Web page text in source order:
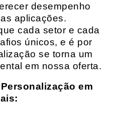
desempenho
aplicações.
cada setor e cada
únicos, e é por
se torna um
em nossa oferta.
em